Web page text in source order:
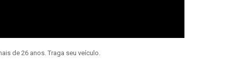
de 26 anos. Traga seu veículo.